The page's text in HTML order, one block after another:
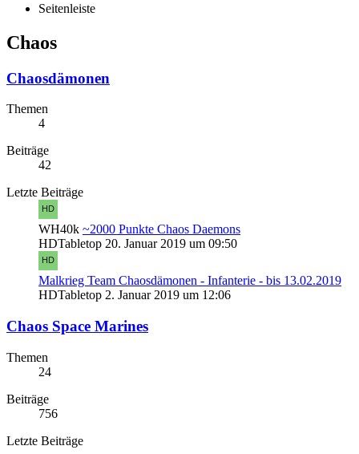
Seitenleiste
Chaos
Chaosdämonen
Themen
4
Beiträge
42
Letzte Beiträge
WH40k ~2000 Punkte Chaos Daemons
HDTabletop 20. Januar 2019 um 09:50
Malkrieg Team Chaosdämonen - Infanterie - bis 13.02.2019
HDTabletop 2. Januar 2019 um 12:06
Chaos Space Marines
Themen
24
Beiträge
756
Letzte Beiträge